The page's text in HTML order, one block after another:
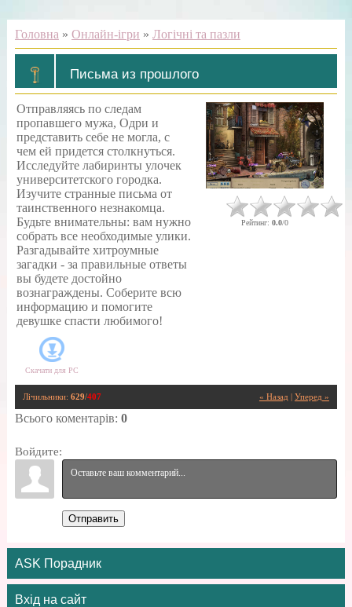
Головна » Онлайн-ігри » Логічні та пазли
Письма из прошлого
Отправляясь по следам
пропавшего мужа, Одри и
представить себе не могла, с
чем ей придется столкнуться.
Исследуйте лабиринты улочек
университетского городка.
Изучите странные письма от
таинственного незнакомца.
Будьте внимательны: вам нужно
собрать все необходимые улики.
Разгадывайте хитроумные
загадки - за правильные ответы
вы будете достойно
вознаграждены. Соберите всю
информацию и помогите
девушке спасти любимого!
Скачати для PC
Рейтинг: 0.0/0
« Назад Уперед »
Лічильники: 629/407
Всього коментарів: 0
Войдите:
Отправить
ASK Порадник
Вхід на сайт